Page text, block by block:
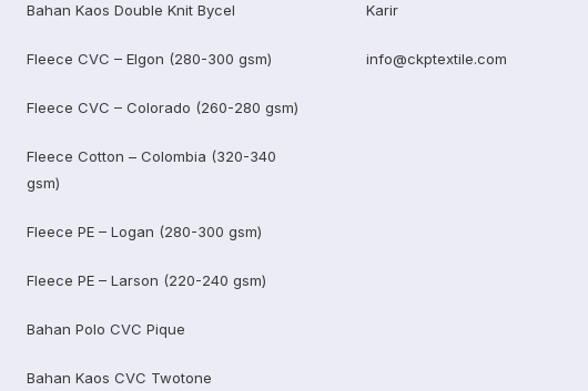
Bahan Kaos Double Knit Bycel
Fleece CVC – Elgon (280-300 gsm)
Fleece CVC – Colorado (260-280 gsm)
Fleece Cotton – Colombia (320-340
gsm)
Fleece PE – Logan (280-300 gsm)
Fleece PE – Larson (220-240 gsm)
Bahan Polo CVC Pique
Bahan Kaos CVC Twotone
Karir
info@ckptextile.com